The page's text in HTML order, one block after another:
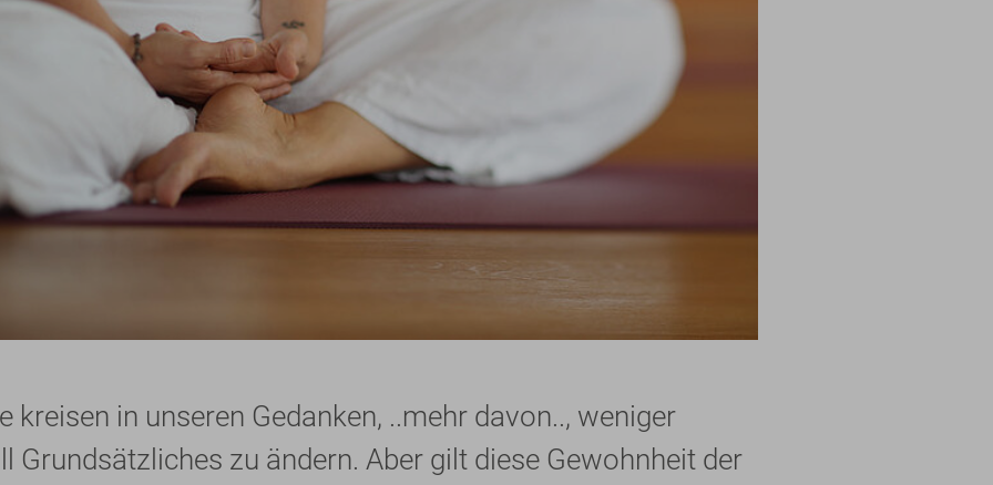
kreisen in unseren Gedanken, ..mehr davon.., weniger
Grundsätzliches zu ändern. Aber gilt diese Gewohnheit der